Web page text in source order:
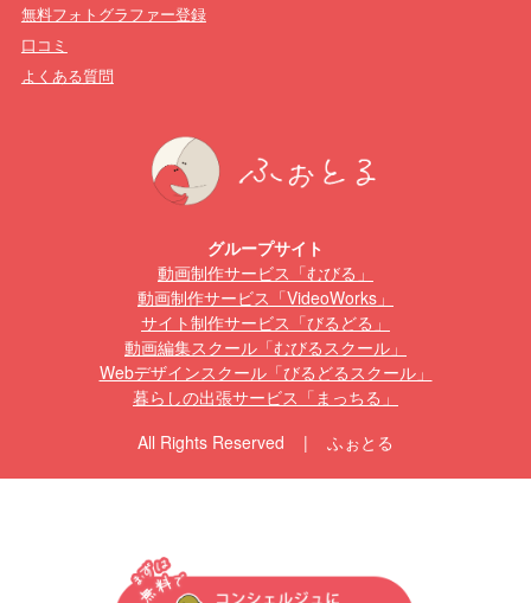
無料フォトグラファー登録
口コミ
よくある質問
グループサイト
動画制作サービス「むびる」
動画制作サービス「VideoWorks」
サイト制作サービス「びるどる」
動画編集スクール「むびるスクール」
Webデザインスクール「びるどるスクール」
暮らしの出張サービス「まっちる」
All Rights Reserved | ふぉとる